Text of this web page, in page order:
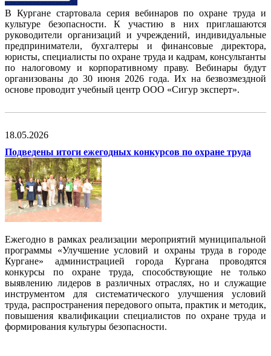
В Кургане стартовала серия вебинаров по охране труда и
культуре безопасности. К участию в них приглашаются
руководители организаций и учреждений, индивидуальные
предприниматели, бухгалтеры и финансовые директора,
юристы, специалисты по охране труда и кадрам, консультанты
по налоговому и корпоративному праву. Вебинары будут
организованы до 30 июня 2026 года. Их на безвозмездной
основе проводит учебный центр ООО «Сигур эксперт».
18.05.2026
Подведены итоги ежегодных конкурсов по охране труда
Ежегодно в рамках реализации мероприятий муниципальной
программы «Улучшение условий и охраны труда в городе
Кургане» администрацией города Кургана проводятся
конкурсы по охране труда, способствующие не только
выявлению лидеров в различных отраслях, но и служащие
инструментом для систематического улучшения условий
труда, распространения передового опыта, практик и методик,
повышения квалификации специалистов по охране труда и
формирования культуры безопасности.